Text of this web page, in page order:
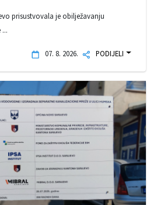
prisustvovala je obilježavanju
07. 8. 2026. PODIJELI